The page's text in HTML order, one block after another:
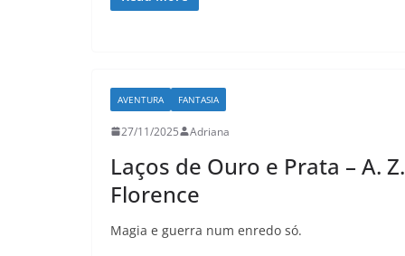
AVENTURA FANTASIA
27/11/2025 Adriana
Laços de Ouro e Prata – A. Z.
Florence
Magia e guerra num enredo só.